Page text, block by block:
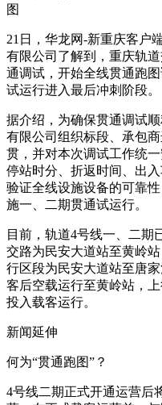
图
21日，华龙网-新重庆客户
有限公司了解到，重庆轨
通调试，开始全线贯通跑
试运行进入最后冲刺阶段。
据介绍，为确保贯通调试
有限公司组织标段、承包
贯，并对本次调试工作统
停站时分、折返时间、出
验证全线设施设备的可靠
施一、二期贯通试运行。
目前，轨道4号线一、二期
交路为民安大道站至黄岭
行区段为民安大道站至唐
客后空载运行至黄岭站，
投入载客运行。
新闻延伸
何为“贯通跑图”？
4号线二期正式开通运营后